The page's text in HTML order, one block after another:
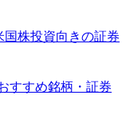
株投資向きの証券
すすめ銘柄・証券